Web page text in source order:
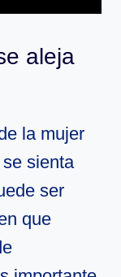
aleja
la mujer
sienta
ser
que